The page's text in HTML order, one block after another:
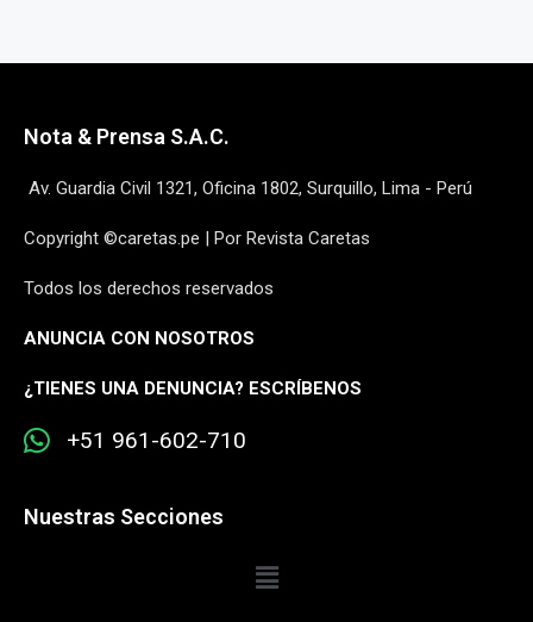
Nota & Prensa S.A.C.
Av. Guardia Civil 1321, Oficina 1802, Surquillo, Lima - Perú
Copyright ©caretas.pe | Por Revista Caretas
Todos los derechos reservados
ANUNCIA CON NOSOTROS
¿TIENES UNA DENUNCIA? ESCRÍBENOS
+51 961-602-710
Nuestras Secciones